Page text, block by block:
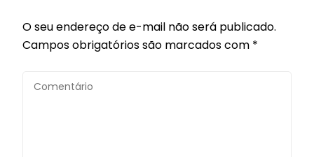
O seu endereço de e-mail não será publicado.
Campos obrigatórios são marcados com *